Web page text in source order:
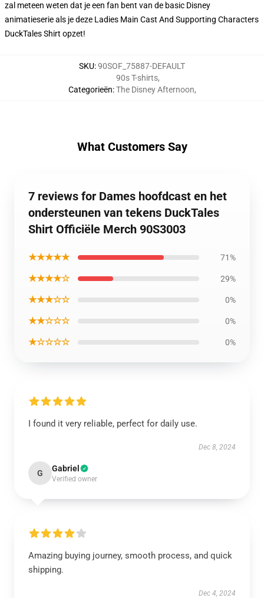
zal meteen weten dat je een fan bent van de basic Disney
animatieserie als je deze Ladies Main Cast And Supporting Characters
DuckTales Shirt opzet!
SKU:90SOF_75887-DEFAULT
Categorieën:
90s T-shirts,
The Disney Afternoon,
What Customers Say
7 reviews for Dames hoofdcast en het
ondersteunen van tekens DuckTales
Shirt Officiële Merch 90S3003
★★★★★ 71%
★★★★☆ 29%
★★★☆☆ 0%
★★☆☆☆ 0%
★☆☆☆☆ 0%
I found it very reliable, perfect for daily use.
Dec 8, 2024
G Gabriel
Verified owner
Amazing buying journey, smooth process, and quick
shipping.
Dec 4, 2024